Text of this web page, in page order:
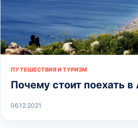
ПУТЕШЕСТВИЯ И ТУРИЗМ
Почему стоит поехать
06.12.2021